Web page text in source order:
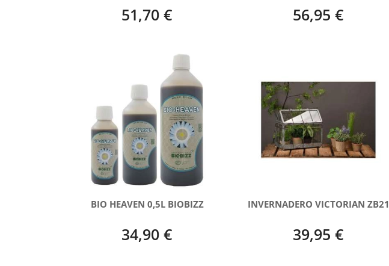
51,70 € 56,95 €
BIO HEAVEN 0,5L BIOBIZZ
34,90 €
INVERNADERO VICTORIAN ZB21
39,95 €